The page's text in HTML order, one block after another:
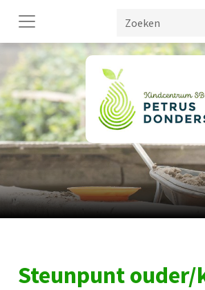
Steunpunt ouder/